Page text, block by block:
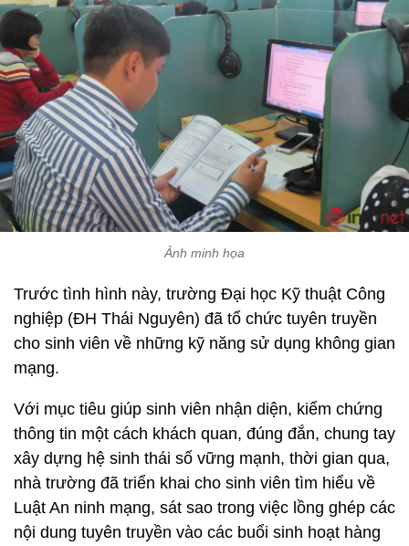
Ảnh minh họa
Trước tình hình này, trường Đại học Kỹ thuật Công
nghiệp (ĐH Thái Nguyên) đã tổ chức tuyên truyền
cho sinh viên về những kỹ năng sử dụng không gian
mạng.
Với mục tiêu giúp sinh viên nhận diện, kiểm chứng
thông tin một cách khách quan, đúng đắn, chung tay
xây dựng hệ sinh thái số vững mạnh, thời gian qua,
nhà trường đã triển khai cho sinh viên tìm hiểu về
Luật An ninh mạng, sát sao trong việc lồng ghép các
nội dung tuyên truyền vào các buổi sinh hoạt hàng